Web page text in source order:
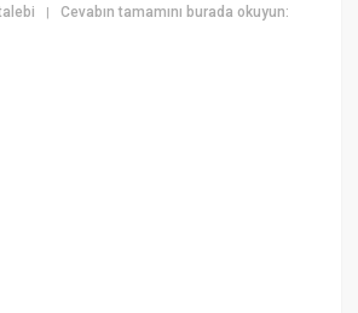
|Cevabın tamamını burada okuyun: